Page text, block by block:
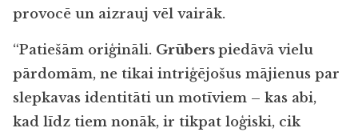
provocē un aizrauj vēl vairāk.
“Patiešām oriģināli. Grūberspiedāvā vielu
pārdomām, ne tikai intriģējošus mājienus par
slepkavas identitāti un motīviem – kas abi,
kad līdz tiem nonāk, ir tikpat loģiski, cik